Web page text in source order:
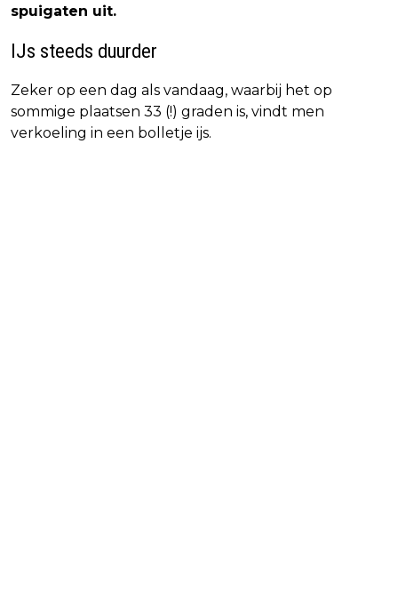
spuigaten uit.
IJs steeds duurder
Zeker op een dag als vandaag, waarbij het op
sommige plaatsen 33 (!) graden is, vindt men
verkoeling in een bolletje ijs.